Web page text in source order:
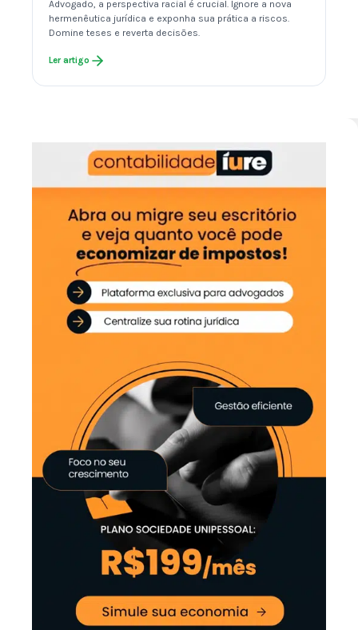
Advogado, a perspectiva racial é crucial. Ignore a nova
hermenêutica jurídica e exponha sua prática a riscos.
Domine teses e reverta decisões.
Ler artigo